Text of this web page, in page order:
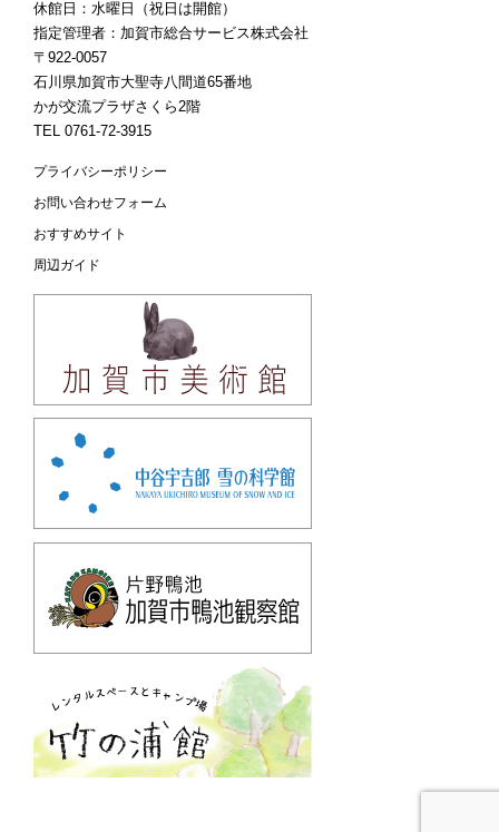
休館日：水曜日（祝日は開館）
指定管理者：加賀市総合サービス株式会社
〒922-0057
石川県加賀市大聖寺八間道65番地
かが交流プラザさくら2階
TEL 0761-72-3915
プライバシーポリシー
お問い合わせフォーム
おすすめサイト
周辺ガイド